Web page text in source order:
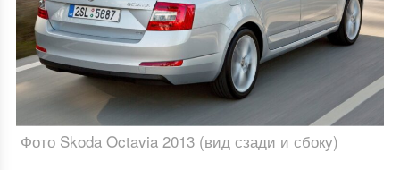
Фото Skoda Octavia 2013 (вид сзади и сбоку)